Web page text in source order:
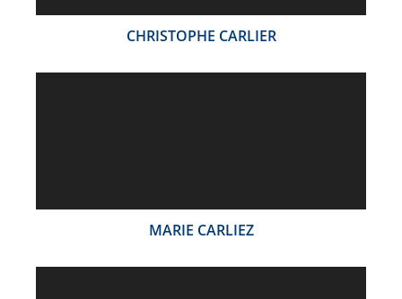
CHRISTOPHE CARLIER
MARIE CARLIEZ